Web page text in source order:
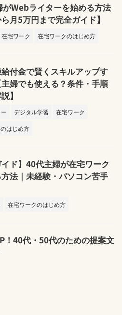
Webライターを始める方法
ら月5万円まで完全ガイド】
在宅ワーク 在宅ワークのはじめ方
付金で賢くスキルアップす
婦でも使える？条件・手順
】
デジタル学習
在宅ワーク
はじめ方
イド】40代主婦が在宅ワーク
法｜未経験・パソコン苦手
在宅ワークのはじめ方
！40代・50代のための提案文